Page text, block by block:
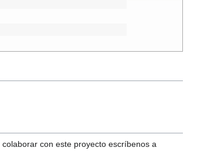
con este proyecto escríbenos a